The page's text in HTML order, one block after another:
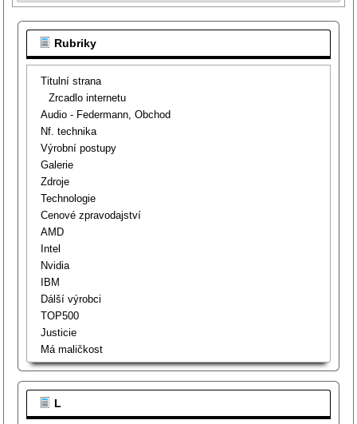
Rubriky
Titulní strana
Zrcadlo internetu
Audio - Federmann, Obchod
Nf. technika
Výrobní postupy
Galerie
Zdroje
Technologie
Cenové zpravodajství
AMD
Intel
Nvidia
IBM
Dálší výrobci
TOP500
Justicie
Má maličkost
L